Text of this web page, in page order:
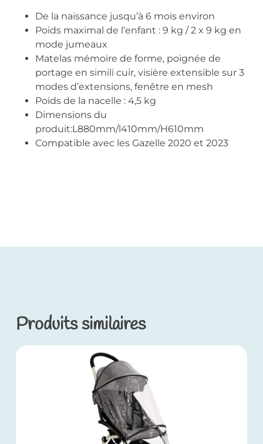
De la naissance jusqu’à 6 mois environ
Poids maximal de l’enfant : 9 kg / 2 x 9 kg en
mode jumeaux
Matelas mémoire de forme, poignée de
portage en simili cuir, visière extensible sur 3
modes d’extensions, fenêtre en mesh
Poids de la nacelle : 4,5 kg
Dimensions du
produit:L880mm/l410mm/H610mm
Compatible avec les Gazelle 2020 et 2023
Produits similaires